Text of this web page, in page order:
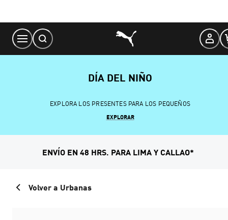
Content
DÍA DEL NIÑO
EXPLORA LOS PRESENTES PARA LOS PEQUEÑOS
EXPLORAR
ENVÍO EN 48 HRS. PARA LIMA Y CALLAO*
Volver a Urbanas